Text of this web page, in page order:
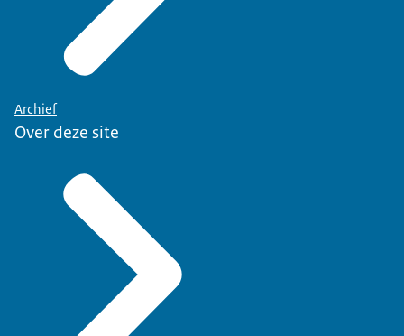
Archief
Over deze site